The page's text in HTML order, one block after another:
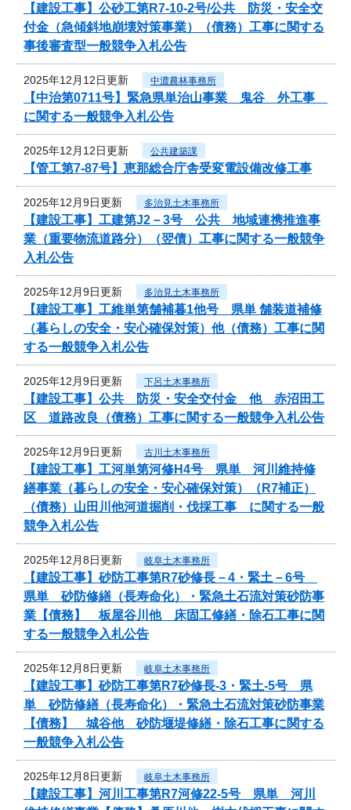
【建設工事】公砂工第R7-10-2号/公共 防災・安全交
付金（急傾斜地崩壊対策事業）（債務）工事に関する
事後審査型一般競争入札公告
2025年12月12日更新 中濃農林事務所
【中治第0711号】緊急県単治山事業 鬼谷 外工事
に関する一般競争入札公告
2025年12月12日更新 公共建築課
【管工第7-87号】恵那総合庁舎受変電設備改修工事
2025年12月9日更新 多治見土木事務所
【建設工事】工建第J2－3号 公共 地域連携推進事
業（重要物流道路分）（翌債）工事に関する一般競争
入札公告
2025年12月9日更新 多治見土木事務所
【建設工事】工維単第舗補暮1他号 県単 舗装道補修
（暮らしの安全・安心確保対策）他（債務）工事に関
する一般競争入札公告
2025年12月9日更新 下呂土木事務所
【建設工事】公共 防災・安全交付金 他 赤沼田工
区 道路改良（債務）工事に関する一般競争入札公告
2025年12月9日更新 古川土木事務所
【建設工事】工河単第河修H4号 県単 河川維持修
繕事業（暮らしの安全・安心確保対策）（R7補正）
（債務）山田川他河道掘削・伐採工事 に関する一般
競争入札公告
2025年12月8日更新 岐阜土木事務所
【建設工事】砂防工事第R7砂修長－4・緊土－6号
県単 砂防修繕（長寿命化）・緊急土石流対策砂防事
業【債務】 板屋谷川他 床固工修繕・除石工事に関
する一般競争入札公告
2025年12月8日更新 岐阜土木事務所
【建設工事】砂防工事第R7砂修長-3・緊土-5号 県
単 砂防修繕（長寿命化）・緊急土石流対策砂防事業
【債務】 城谷他 砂防堰堤修繕・除石工事に関する
一般競争入札公告
2025年12月8日更新 岐阜土木事務所
【建設工事】河川工事第R7河修22-5号 県単 河川